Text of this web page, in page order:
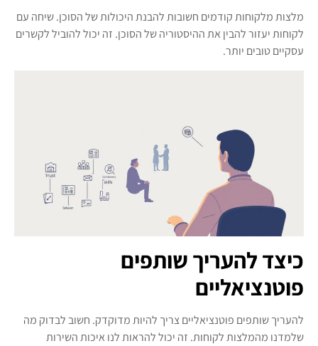
מלצות מלקוחות קודמים חשובות להבנת היכולות של הסוכן. שיחה עם
לקוחות יעזור להבין את ההיסטוריה של הסוכן. זה יכול להוביל לקשרים
עסקיים טובים יותר.
כיצד להעריך שותפים
פוטנציאליים
להעריך שותפים פוטנציאליים צריך להיות מדוקדק. חשוב לבדוק מה
שלמדנו מהמלצות לקוחות. זה יכול להראות לנו איכות השירות